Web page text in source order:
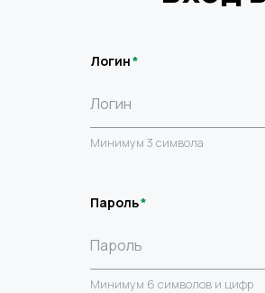
Логин
Минимум 3 символа
Пароль
Минимум 6 символов и цифр